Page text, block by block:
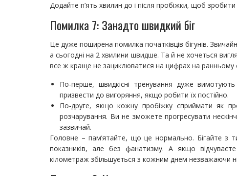
Додайте п’ять хвилин до і після пробіжки, щоб зробити
Помилка 7: Занадто швидкий біг
Це дуже поширена помилка початківців бігунів.
а сьогодні на 2 хвилини швидше. Та й не хочеться
все ж краще не зациклюватися на цифрах на ранньому
По-перше, швидкісні тренування дуже
призвести до вигоряння, якщо робити їх постійно.
По-друге, якщо кожну пробіжку сприймати як
розчарування. Ви не зможете прогресувати
зазвичай.
Головне – пам’ятайте, що це нормально. Бігайте
показників, але без фанатизму. А якщо
кілометраж збільшується з кожним днем незважаючи